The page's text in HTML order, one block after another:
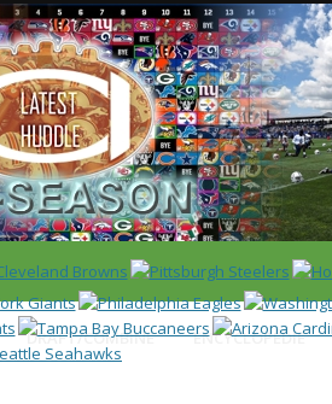
DRAFT/COMBINE ENCYCLOPÉDIE